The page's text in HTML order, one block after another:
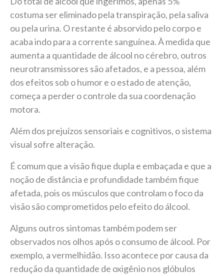
costuma ser eliminado pela transpiração, pela saliva
ou pela urina. O restante é absorvido pelo corpo e
acaba indo para a corrente sanguínea. À medida que
aumenta a quantidade de álcool no cérebro, outros
neurotransmissores são afetados, e a pessoa, além
dos efeitos sob o humor e o estado de atenção,
começa a perder o controle da sua coordenação
motora.
Além dos prejuízos sensoriais e cognitivos, o sistema
visual sofre alteração.
É comum que a visão fique dupla e embaçada e que a
noção de distância e profundidade também fique
afetada, pois os músculos que controlam o foco da
visão são comprometidos pelo efeito do álcool.
Alguns outros sintomas também podem ser
observados nos olhos após o consumo de álcool. Por
exemplo, a vermelhidão. Isso acontece por causa da
redução da quantidade de oxigênio nos glóbulos